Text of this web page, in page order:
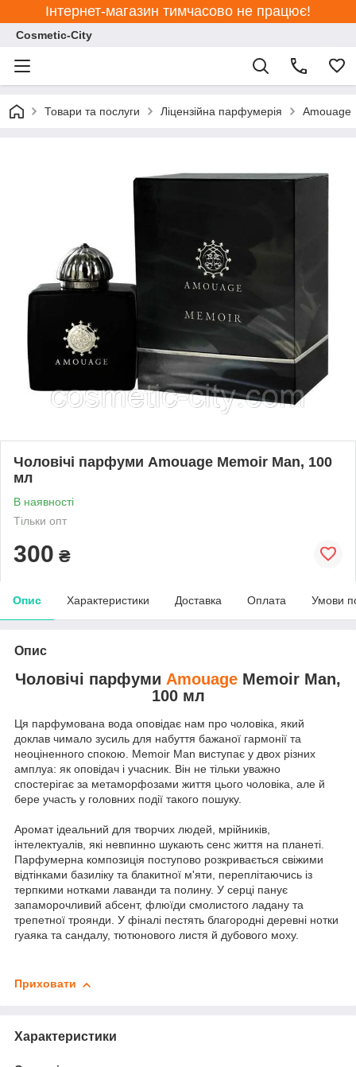
Інтернет-магазин тимчасово не працює!
Cosmetic-City
Товари та послуги Ліцензійна парфумерія Amouage
Чоловічі парфуми Amouage Memoir Man, 100
мл
В наявності
Тільки опт
300 ₴
Опис Характеристики Доставка Оплата Умови
Опис
Чоловічі парфуми Amouage Memoir Man,
100 мл
Ця парфумована вода оповідає нам про чоловіка, який
доклав чимало зусиль для набуття бажаної гармонії та
неоціненного спокою. Memoir Man виступає у двох різних
амплуа: як оповідач і учасник. Він не тільки уважно
спостерігає за метаморфозами життя цього чоловіка, але й
бере участь у головних події такого пошуку.
Аромат ідеальний для творчих людей, мрійників,
інтелектуалів, які невпинно шукають сенс життя на планеті.
Парфумерна композиція поступово розкривається свіжими
відтінками базиліку та блакитної м'яти, переплітаючись із
терпкими нотками лаванди та полину. У серці панує
запаморочливий абсент, флюїди смолистого ладану та
трепетної троянди. У фіналі пестять благородні деревні нотки
гуаяка та сандалу, тютюнового листя й дубового моху.
Приховати
Характеристики